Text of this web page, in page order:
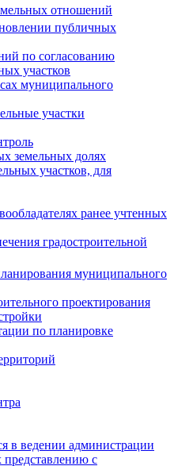
отношений
публичных
по согласованию
участков
муниципального
участки
земельных долях
участков, для
ранее учтенных
градостроительной
муниципального
проектирования
по планировке
в ведении администрации
с